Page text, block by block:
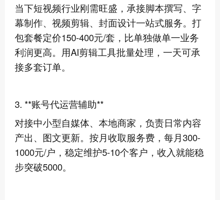
当下短视频行业刚需旺盛，承接脚本撰写、字
幕制作、视频剪辑、封面设计一站式服务。打
包套餐定价150-400元/套，比单独做单一业务
利润更高。用AI剪辑工具批量处理，一天可承
接多套订单。
3. **账号代运营辅助**
对接中小型自媒体、本地商家，负责日常内容
产出、图文更新。按月收取服务费，每月300-
1000元/户，稳定维护5-10个客户，收入就能稳
步突破5000。